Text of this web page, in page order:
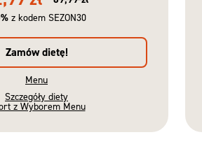
z kodem SEZON30
Zamów dietę!
Menu
Szczegóły diety
z Wyborem Menu